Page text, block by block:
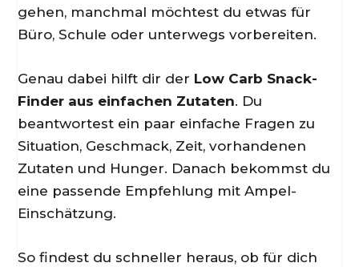
gehen, manchmal möchtest du etwas für
Büro, Schule oder unterwegs vorbereiten.
Genau dabei hilft dir der Low Carb Snack-
Finder aus einfachen Zutaten. Du
beantwortest ein paar einfache Fragen zu
Situation, Geschmack, Zeit, vorhandenen
Zutaten und Hunger. Danach bekommst du
eine passende Empfehlung mit Ampel-
Einschätzung.
So findest du schneller heraus, ob für dich